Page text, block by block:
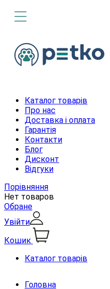
Каталог товарів
Про нас
Доставка і оплата
Гарантія
Контакти
Блог
Дисконт
Відгуки
Порівняння
Нет товаров
Обране
Увійти
Кошик
Каталог товарів
Головна